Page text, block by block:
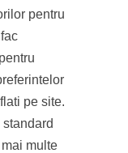
pentru
pe site.
multe